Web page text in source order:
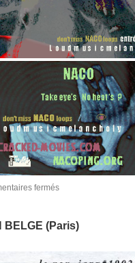
fermés
BELGE (Paris)